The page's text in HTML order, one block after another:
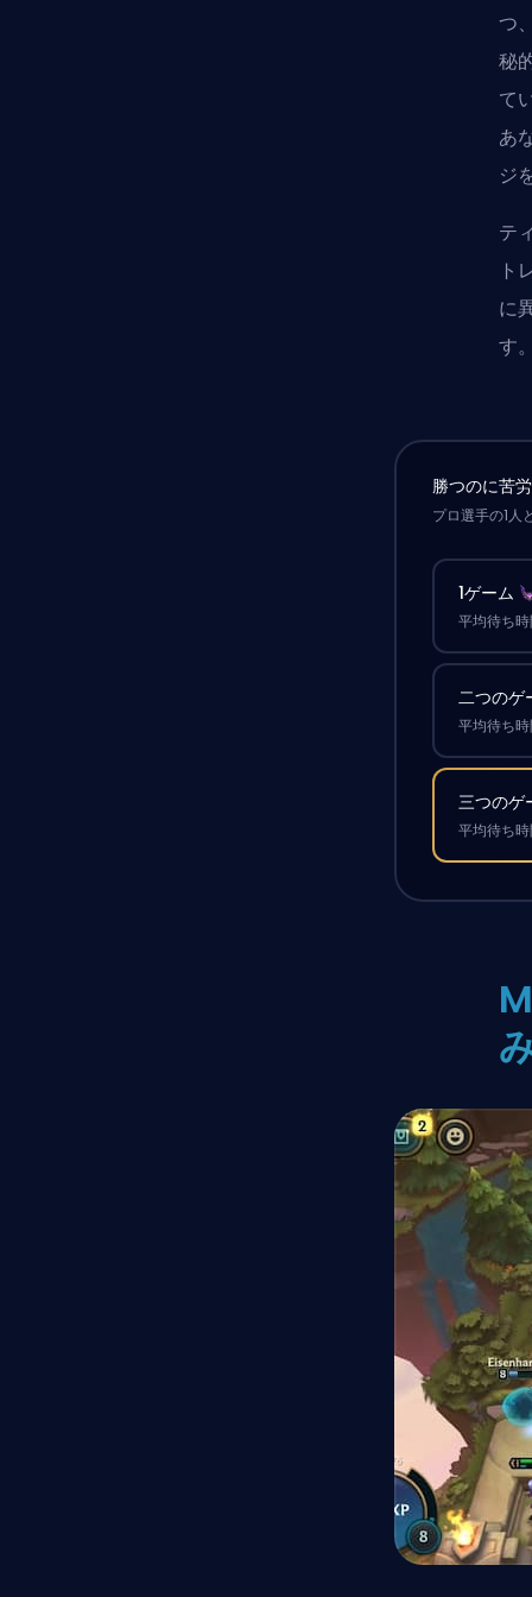
つ
秘
て
あ
ジ
テ
ト
に
す
勝つのに苦
プロ選手の1人
1ゲーム
平均待ち
二つのゲ
平均待ち
三つのゲ
平均待ち